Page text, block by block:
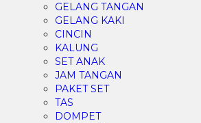
GELANG TANGAN
GELANG KAKI
CINCIN
KALUNG
SET ANAK
JAM TANGAN
PAKET SET
TAS
DOMPET